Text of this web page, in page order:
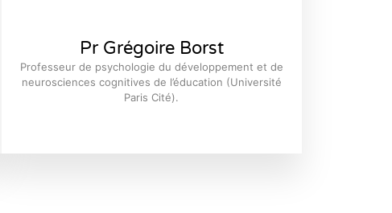
Pr Grégoire Borst
Professeur de psychologie du développement et de
neurosciences cognitives de l’éducation (Université
Paris Cité).